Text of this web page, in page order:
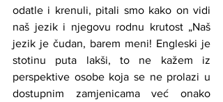
odatle i krenuli, pitali smo kako on vidi
naš jezik i njegovu rodnu krutost „Naš
jezik je čudan, barem meni! Engleski je
stotinu puta lakši, to ne kažem iz
perspektive osobe koja se ne prolazi u
dostupnim zamjenicama već onako